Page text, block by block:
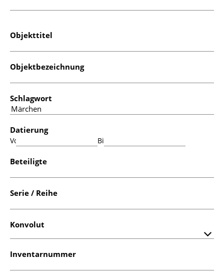
Objekttitel
Objektbezeichnung
Schlagwort
Datierung
Von: Bis:
Beteiligte
Serie / Reihe
Konvolut
Inventarnummer